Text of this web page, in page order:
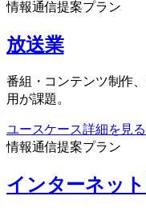
情報通信提案プラン
放送業
番組・コンテンツ制作
用が課題。
ユースケース詳細を見る
情報通信提案プラン
インターネッ